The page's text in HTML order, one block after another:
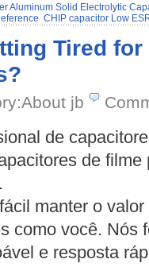
Aluminum Solid Electrolytic
CHIP capacitor Low
Tired
jb
de
de
manter o
como você. Nós
e resposta